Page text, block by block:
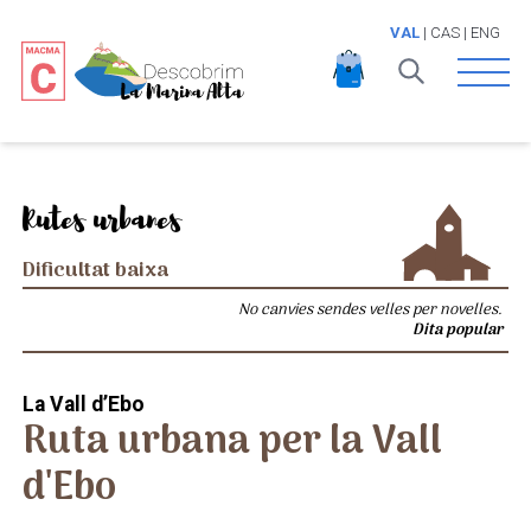
VAL| CAS| ENG
Open
Rutes urbanes
Dificultat baixa
No canvies sendes velles per novelles.
Dita popular
La Vall d’Ebo
Ruta urbana per la Vall
d'Ebo